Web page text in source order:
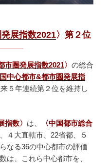
展指数2021〉第２位
市圏発展指数2021〉 の総合
中心都市&都市圏発展指
５年連続第２位を維持し
指数〉 は、 〈中国都市総合
４大直轄市、22省都、５
なる36の中心都市の評価
は、これら中心都市を、